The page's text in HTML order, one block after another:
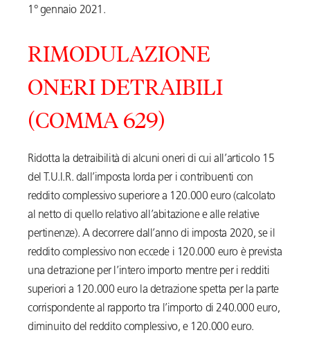
1° gennaio 2021.
RIMODULAZIONE
ONERI DETRAIBILI
(COMMA 629)
Ridotta la detraibilità di alcuni oneri di cui all’articolo 15
del T.U.I.R. dall’imposta lorda per i contribuenti con
reddito complessivo superiore a 120.000 euro (calcolato
al netto di quello relativo all’abitazione e alle relative
pertinenze). A decorrere dall’anno di imposta 2020, se il
reddito complessivo non eccede i 120.000 euro è prevista
una detrazione per l’intero importo mentre per i redditi
superiori a 120.000 euro la detrazione spetta per la parte
corrispondente al rapporto tra l’importo di 240.000 euro,
diminuito del reddito complessivo, e 120.000 euro.